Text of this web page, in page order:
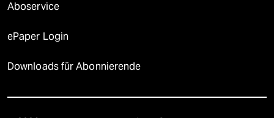
Aboservice
ePaper Login
Downloads für Abonnierende